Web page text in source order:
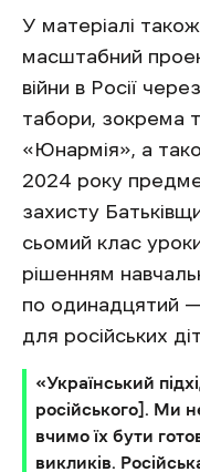
У матеріалі
масштабний
війни в Росії
табори, зокрема
«Юнармія», а
2024 року
захисту
сьомий клас
рішенням
по одинадцятий
для російських
«Український
російського]. Ми
вчимо їх бути
викликів.